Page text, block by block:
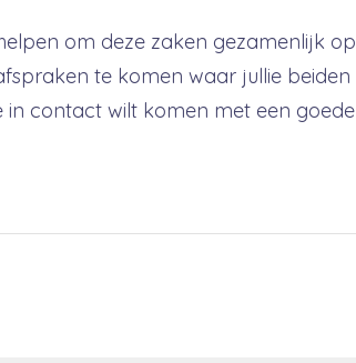
om deze zaken gezamenlijk op
te komen waar jullie beiden
in contact wilt komen met een goede